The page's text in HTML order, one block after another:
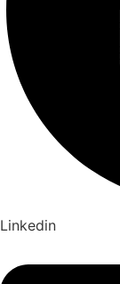
Linkedin